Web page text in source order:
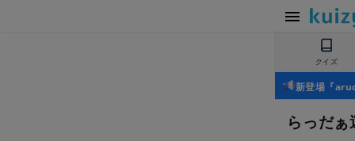
クイズ
新登場『
らっだ